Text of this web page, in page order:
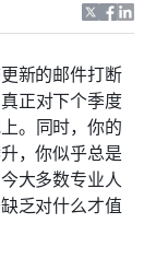
新的邮件打断
正对下个季度
。同时，你的
，你似乎总是
大多数专业人
乏对什么才值
简的工作流
议